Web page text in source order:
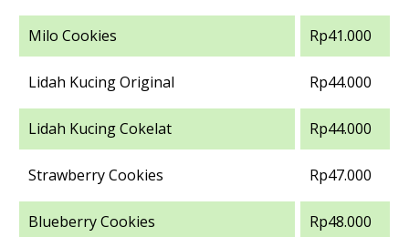
Milo Cookies Rp41.000
Lidah Kucing Original Rp44.000
Lidah Kucing Cokelat Rp44.000
Strawberry Cookies Rp47.000
Blueberry Cookies Rp48.000